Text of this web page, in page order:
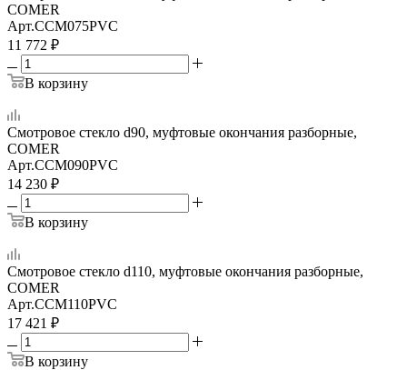
COMER
Арт.CCM075PVC
11 772 ₽
В корзину
Смотровое стекло d90, муфтовые окончания разборные,
COMER
Арт.CCM090PVC
14 230 ₽
В корзину
Смотровое стекло d110, муфтовые окончания разборные,
COMER
Арт.CCM110PVC
17 421 ₽
В корзину